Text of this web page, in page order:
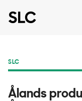
SLC
Ålands